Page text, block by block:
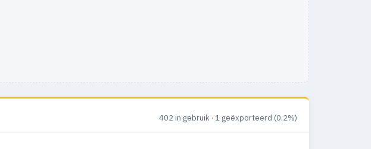
402 in gebruik · 1 geëxporteerd (0.2%)